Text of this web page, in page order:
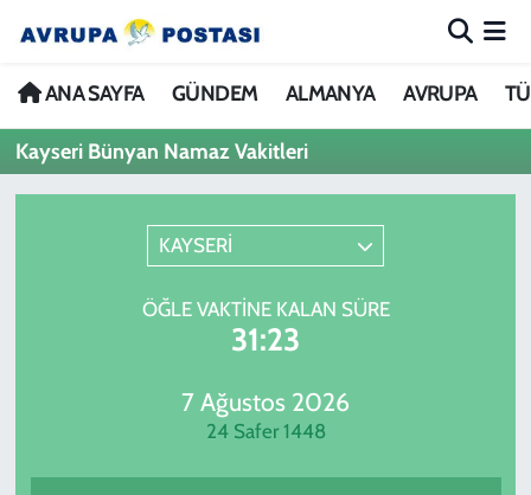
ANA SAYFA GÜNDEM ALMANYA AVRUPA
Kayseri Bünyan Namaz Vakitleri
KAYSERİ
ÖĞLE VAKTINE KALAN SÜRE
31:23
7 Ağustos 2026
24 Safer 1448
ANA SAYFA
GÜNDEM
Nöbetçi Eczaneler
Hava Durumu
Trafik Durumu
Avrupa Ligi Puan Durumu ve Fikstür
Tüm Manşetler